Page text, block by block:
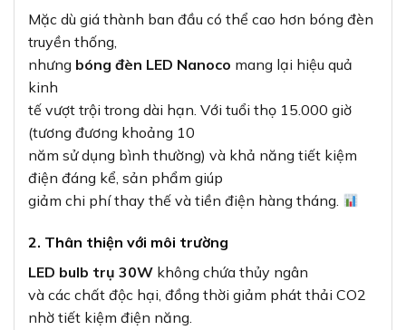
Mặc dù giá thành ban đầu có thể cao hơn bóng đèn
truyền thống,
nhưng bóng đèn LED Nanoco mang lại hiệu quả
kinh
tế vượt trội trong dài hạn. Với tuổi thọ 15.000 giờ
(tương đương khoảng 10
năm sử dụng bình thường) và khả năng tiết kiệm
điện đáng kể, sản phẩm giúp
giảm chi phí thay thế và tiền điện hàng tháng.
2. Thân thiện với môi trường
LED bulb trụ 30W không chứa thủy ngân
và các chất độc hại, đồng thời giảm phát thải CO2
nhờ tiết kiệm điện năng.